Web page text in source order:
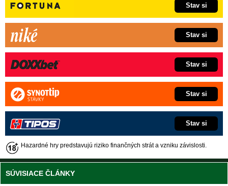
Stav si
Stav si
Stav si
Stav si
Stav si
Hazardné hry predstavujú riziko finančných strát a vzniku závislosti.
SÚVISIACE ČLÁNKY